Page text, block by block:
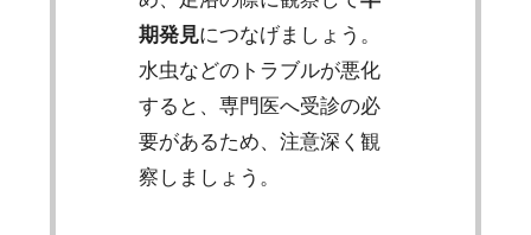
期発見につなげましょう。
水虫などのトラブルが悪化
すると、専門医へ受診の必
要があるため、注意深く観
察しましょう。